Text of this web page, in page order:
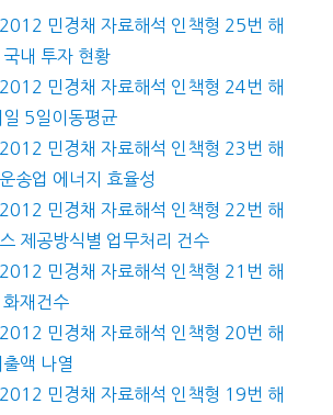
민경채 자료해석 인책형 25번 해
내 투자 현황
민경채 자료해석 인책형 24번 해
일 5일이동평균
민경채 자료해석 인책형 23번 해
송업 에너지 효율성
민경채 자료해석 인책형 22번 해
제공방식별 업무처리 건수
민경채 자료해석 인책형 21번 해
화재건수
민경채 자료해석 인책형 20번 해
액 나열
민경채 자료해석 인책형 19번 해